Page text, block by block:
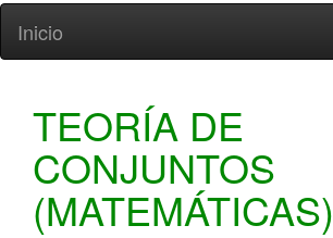
Inicio
TEORÍA DE
CONJUNTOS
(MATEMÁTICAS)